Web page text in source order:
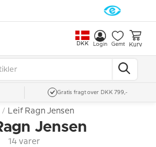
DKK Login Gemt Kurv
Gratis fragt over DKK 799,-
Leif Ragn Jensen
Jensen
14 varer